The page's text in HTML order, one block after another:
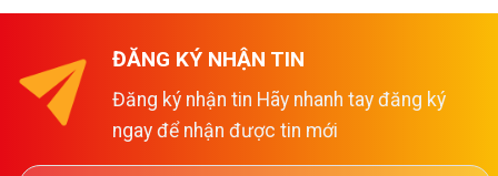
cung cấp đá hoa cương và thi
công đá hoa cương trên toàn
[...]
ĐĂNG KÝ NHẬN TIN
Đăng ký nhận tin Hãy nhanh tay đăng ký
ngay để nhận được tin mới